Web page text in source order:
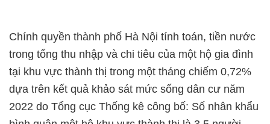
Chính quyền thành phố Hà Nội tính toán, tiền nước
trong tổng thu nhập và chi tiêu của một hộ gia đình
tại khu vực thành thị trong một tháng chiếm 0,72%
dựa trên kết quả khảo sát mức sống dân cư năm
2022 do Tổng cục Thống kê công bố: Số nhân khẩu